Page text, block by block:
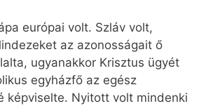
európai volt. Szláv volt,
az azonosságait ő
ugyanakkor Krisztus ügyét
egyházfő az egész
képviselte. Nyitott volt mindenki